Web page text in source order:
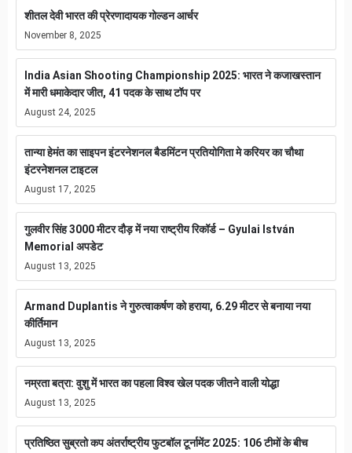
शीतल देवी भारत की प्रेरणादायक गोल्डन आर्चर
November 8, 2025
India Asian Shooting Championship 2025: भारत ने कजाखस्तान
में मारी धमाकेदार जीत, 41 पदक के साथ टॉप पर
August 24, 2025
तान्या हेमंत का साइपन इंटरनेशनल बैडमिंटन प्रतियोगिता मे करियर का चौथा
इंटरनेशनल टाइटल
August 17, 2025
गुलवीर सिंह 3000 मीटर दौड़ में नया राष्ट्रीय रिकॉर्ड – Gyulai István
Memorial अपडेट
August 13, 2025
Armand Duplantis ने गुरुत्वाकर्षण को हराया, 6.29 मीटर से बनाया नया
कीर्तिमान
August 13, 2025
नम्रता बत्रा: वुशु में भारत का पहला विश्व खेल पदक जीतने वाली योद्धा
August 13, 2025
प्रतिष्ठित सुब्रतो कप अंतर्राष्ट्रीय फुटबॉल टूर्नामेंट 2025: 106 टीमों के बीच